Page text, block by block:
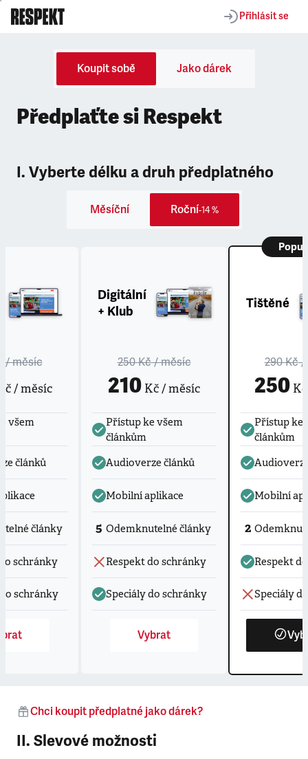
Přihlásit se
Koupit sobě Jako dárek
Předplaťte si Respekt
I. Vyberte délku a druh předplatného
Měsíční Roční-14 %
/ měsíc
/ měsíc
všem
článků
články
schránky
schránky
Digitální
+ Klub
250 Kč/ měsíc
210 Kč / měsíc
Přístup ke všem
článkům
Audioverze článků
Mobilní aplikace
5 Odemknutelné články
Respekt do schránky
Speciály do schránky
Vybrat
Tištěné
290 Kč/
250Kč
Přístup ke
článkům
Mobilní
2
Respekt
Speciály
Chci koupit předplatné jako dárek?
II. Slevové možnosti